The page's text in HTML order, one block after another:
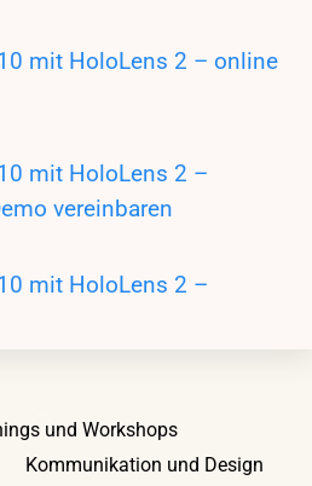
mit HoloLens 2 – online
mit HoloLens 2 –
vereinbaren
mit HoloLens 2 –
und Workshops
Kommunikation und Design